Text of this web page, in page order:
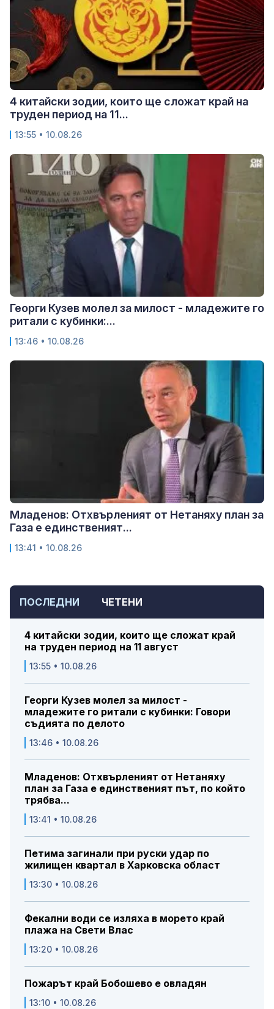
ПОСЛЕДНИ ЧЕТЕНИ
4 китайски зодии, които ще сложат край
на труден период на 11 август
13:55 • 10.08.26
Георги Кузев молел за милост -
младежите го ритали с кубинки: Говори
съдията по делото
13:46 • 10.08.26
Младенов: Отхвърленият от Нетаняху
план за Газа е единственият път, по който
трябва...
13:41 • 10.08.26
Петима загинали при руски удар по
жилищен квартал в Харковска област
13:30 • 10.08.26
Фекални води се изляха в морето край
плажа на Свети Влас
13:20 • 10.08.26
Пожарът край Бобошево е овладян
13:10 • 10.08.26
4 китайски зодии, които ще сложат край на
труден период на 11...
13:55 • 10.08.26
Георги Кузев молел за милост - младежите го
ритали с кубинки:...
13:46 • 10.08.26
Младенов: Отхвърленият от Нетаняху план за
Газа е единственият...
13:41 • 10.08.26